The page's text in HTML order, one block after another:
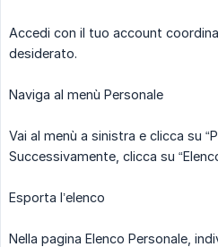
Accedi con il tuo account
desiderato.
Naviga al menù Personale
Vai al menù a sinistra e clicca su
Successivamente, clicca su
Esporta l’elenco
Nella pagina Elenco Personale,